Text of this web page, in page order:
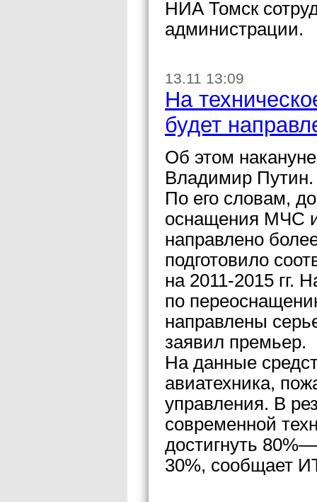
НИА Томск
администрации.
13.11 13:09
На
будет
Об этом
Владимир Путин.
По его словам,
оснащения МЧС
направлено
подготовило
на 2011-2015 гг.
по
направлены
заявил премьер.
На данные
авиатехника,
управления. В
современной
достигнуть
30%, сообщает